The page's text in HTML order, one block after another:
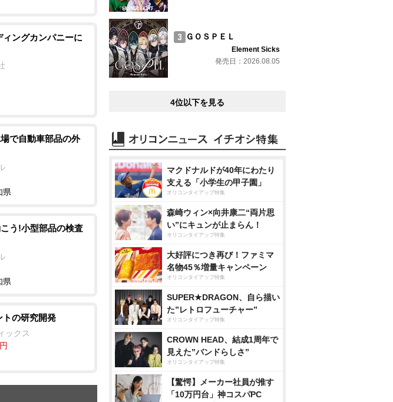
ングカンパニーに
で自動車部品の外
県
う!小型部品の検査
県
トの研究開発
ックス
ＧＯＳＰＥＬ
Element Sicks
発売日：2026.08.05
4位以下を見る
マクドナルドが40年にわたり
支える「小学生の甲子園」
オリコンタイアップ特集
森崎ウィン×向井康二“両片思
い”にキュンが止まらん！
オリコンタイアップ特集
大好評につき再び！ファミマ
名物45％増量キャンペーン
オリコンタイアップ特集
SUPER★DRAGON、自ら描い
た”レトロフューチャー”
オリコンタイアップ特集
CROWN HEAD、結成1周年で
見えた”バンドらしさ”
オリコンタイアップ特集
【驚愕】メーカー社員が推す
「10万円台」神コスパPC